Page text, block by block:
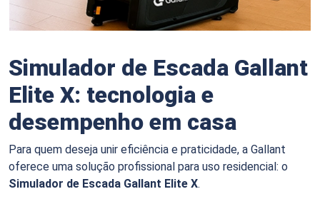
Simulador de Escada Gallant
Elite X: tecnologia e
desempenho em casa
Para quem deseja unir eficiência e praticidade, a Gallant
oferece uma solução profissional para uso residencial: o
Simulador de Escada Gallant Elite X.